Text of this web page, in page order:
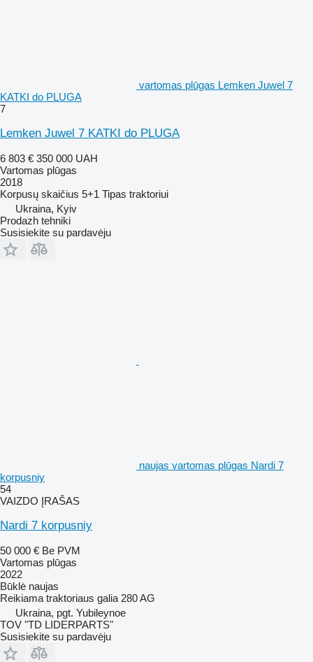
vartomas plūgas Lemken Juwel 7
KATKI do PLUGA
7
Lemken Juwel 7 KATKI do PLUGA
6 803 € 350 000 UAH
Vartomas plūgas
2018
Korpusų skaičius 5+1 Tipas traktoriui
Ukraina, Kyiv
Prodazh tehniki
Susisiekite su pardavėju
naujas vartomas plūgas Nardi 7
korpusniy
54
VAIZDO ĮRAŠAS
Nardi 7 korpusniy
50 000 € Be PVM
Vartomas plūgas
2022
Būklė naujas
Reikiama traktoriaus galia 280 AG
Ukraina, pgt. Yubileynoe
TOV "TD LIDERPARTS"
Susisiekite su pardavėju